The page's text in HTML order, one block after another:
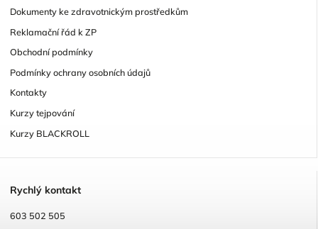
Dokumenty ke zdravotnickým prostředkům
Reklamační řád k ZP
Obchodní podmínky
Podmínky ochrany osobních údajů
Kontakty
Kurzy tejpování
Kurzy BLACKROLL
Rychlý kontakt
603 502 505